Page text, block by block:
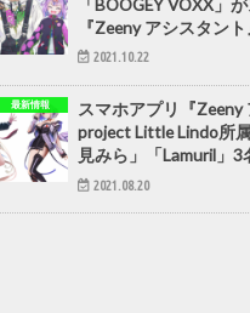
「BOOGEY VOXX」
『Zeeny アシスタン
2021.10.22
最新情報
スマホアプリ『Zeeny
project Little Lindo所
見みら」「Lamuril」
2021.08.20